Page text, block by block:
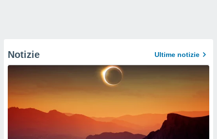
Notizie Ultime notizie